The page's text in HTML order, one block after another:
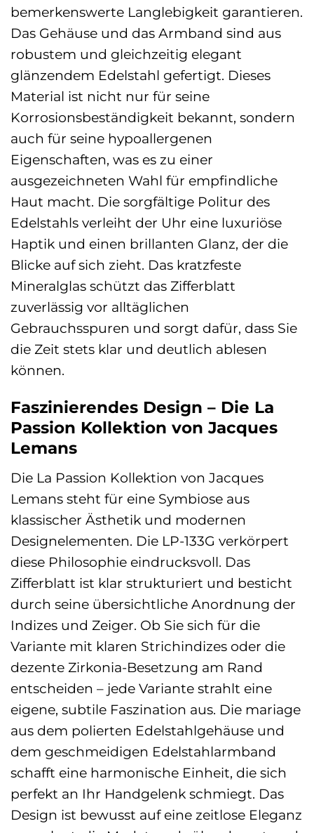
bemerkenswerte Langlebigkeit garantieren.
Das Gehäuse und das Armband sind aus
robustem und gleichzeitig elegant
glänzendem Edelstahl gefertigt. Dieses
Material ist nicht nur für seine
Korrosionsbeständigkeit bekannt, sondern
auch für seine hypoallergenen
Eigenschaften, was es zu einer
ausgezeichneten Wahl für empfindliche
Haut macht. Die sorgfältige Politur des
Edelstahls verleiht der Uhr eine luxuriöse
Haptik und einen brillanten Glanz, der die
Blicke auf sich zieht. Das kratzfeste
Mineralglas schützt das Zifferblatt
zuverlässig vor alltäglichen
Gebrauchsspuren und sorgt dafür, dass Sie
die Zeit stets klar und deutlich ablesen
können.
Faszinierendes Design – Die La
Passion Kollektion von Jacques
Lemans
Die La Passion Kollektion von Jacques
Lemans steht für eine Symbiose aus
klassischer Ästhetik und modernen
Designelementen. Die LP-133G verkörpert
diese Philosophie eindrucksvoll. Das
Zifferblatt ist klar strukturiert und besticht
durch seine übersichtliche Anordnung der
Indizes und Zeiger. Ob Sie sich für die
Variante mit klaren Strichindizes oder die
dezente Zirkonia-Besetzung am Rand
entscheiden – jede Variante strahlt eine
eigene, subtile Faszination aus. Die mariage
aus dem polierten Edelstahlgehäuse und
dem geschmeidigen Edelstahlarmband
schafft eine harmonische Einheit, die sich
perfekt an Ihr Handgelenk schmiegt. Das
Design ist bewusst auf eine zeitlose Eleganz